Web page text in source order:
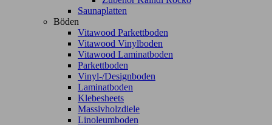
Saunaplatten
Böden
Vitawood Parkettboden
Vitawood Vinylboden
Vitawood Laminatboden
Parkettboden
Vinyl-/Designboden
Laminatboden
Klebesheets
Massivholzdiele
Linoleumboden